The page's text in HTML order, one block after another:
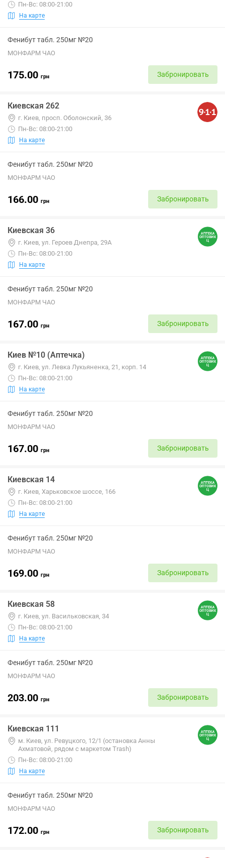
Пн-Вс: 08:00-21:00
На карте
Фенибут табл. 250мг №20
МОНФАРМ ЧАО
175.00 грн Забронировать
Киевская 262
г. Киев, просп. Оболонский, 36
Пн-Вс: 08:00-21:00
На карте
Фенибут табл. 250мг №20
МОНФАРМ ЧАО
166.00 грн Забронировать
Киевская 36
г. Киев, ул. Героев Днепра, 29А
Пн-Вс: 08:00-21:00
На карте
Фенибут табл. 250мг №20
МОНФАРМ ЧАО
167.00 грн Забронировать
Киев №10 (Аптечка)
г. Киев, ул. Левка Лукьяненка, 21, корп. 14
Пн-Вс: 08:00-21:00
На карте
Фенибут табл. 250мг №20
МОНФАРМ ЧАО
167.00 грн Забронировать
Киевская 14
г. Киев, Харьковское шоссе, 166
Пн-Вс: 08:00-21:00
На карте
Фенибут табл. 250мг №20
МОНФАРМ ЧАО
169.00 грн Забронировать
Киевская 58
г. Киев, ул. Васильковская, 34
Пн-Вс: 08:00-21:00
На карте
Фенибут табл. 250мг №20
МОНФАРМ ЧАО
203.00 грн Забронировать
Киевская 111
м. Киев, ул. Ревуцкого, 12/1 (остановка Анны
Ахматовой, рядом с маркетом Trash)
Пн-Вс: 08:00-21:00
На карте
Фенибут табл. 250мг №20
МОНФАРМ ЧАО
172.00 грн Забронировать